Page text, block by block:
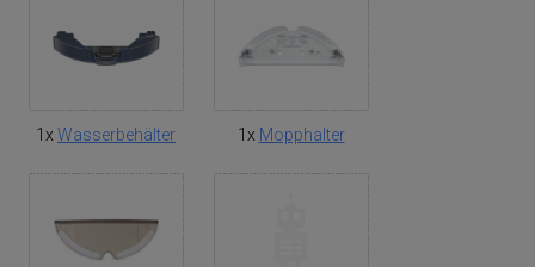
1x Wasserbehälter 1x Mopphalter